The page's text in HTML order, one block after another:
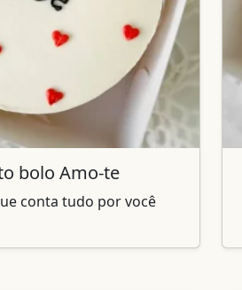
bolo Amo-te
conta tudo por você